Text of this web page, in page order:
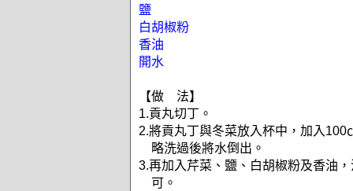
鹽
白胡椒粉
香油
開水
【做 法】
1.貢丸切丁。
2.將貢丸丁與冬菜放入杯中，加入100
略洗過後將水倒出。
3.再加入芹菜、鹽、白胡椒粉及香油
可。